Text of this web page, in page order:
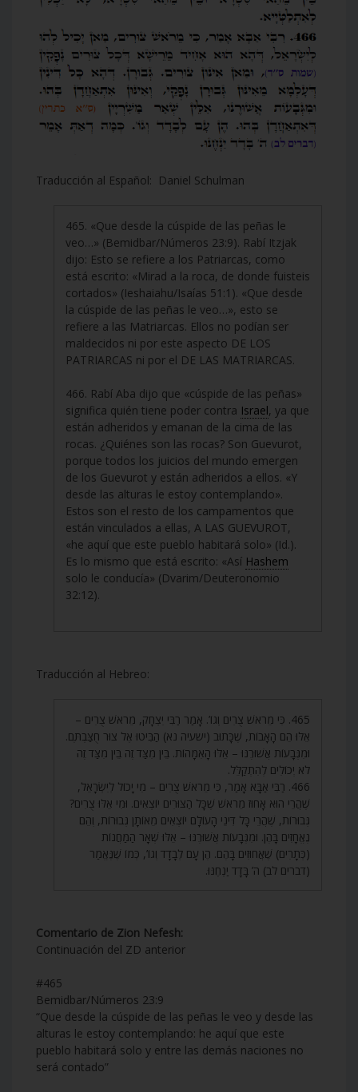
Traducción al Español: Daniel Schulman
465. «Que desde la cúspide de las peñas le
veo…» (Bemidbar/Números 23:9). Rabí Itzjak
dijo: Esto se refiere a los Patriarcas, como
está escrito: «Mirad a la roca, de donde fuisteis
cortados» (Ieshaiahu/Isaías 51:1). «Que desde
la cúspide de las peñas le veo…», esto se
refiere a las Matriarcas. Ellos no podían ser
maldecidos ni por este aspecto DE LOS
PATRIARCAS ni por el DE LAS MATRIARCAS.
466. Rabí Aba dijo que «cúspide de las peñas»
significa quién tiene poder contra Israel, ya que
están adheridos y emanan de la cima de las
rocas. ¿Quiénes son las rocas? Son Guevurot,
porque todos los juicios del mundo emergen
de los Guevurot y están adheridos a ellos. «Y
desde las alturas le estoy contemplando».
Estos son el resto de los campamentos que
están vinculados a ellas, A LAS GUEVUROT,
«he aquí que este pueblo habitará solo» (Id.).
Es lo mismo que está escrito: «Así Hashem
solo le conducía» (Dvarim/Deuteronomio
32:12).
Traducción al Hebreo:
465. כִּי מֵרֹאשׁ צֻרִים וְגוֹ’. אָמַר רַבִּי יִצְחָק, מֵרֹאשׁ צֻרִים –
אֵלּוּ הֵם הָאָבוֹת, שֶׁכָּתוּב (ישעיה נא) הַבִּיטוּ אֶל צוּר חֻצַּבְתֶּם.
וּמִגְּבָעוֹת אֲשׁוּרֶנּוּ – אֵלּוּ הָאִמָּהוֹת. בֵּין מִצַּד זֶה בֵּין מִצַּד זֶה
לֹא יְכוֹלִים לְהִתְקַלֵּל.
466. רַבִּי אַבָּא אָמַר, כִּי מֵרֹאשׁ צֻרִים – מִי יָכוֹל לְיִשְׂרָאֵל,
שֶׁהֲרֵי הוּא אָחוּז מֵרֹאשׁ שֶׁכָּל הַצּוּרִים יוֹצְאִים. וּמִי אֵלּוּ צֻרִים?
גְּבוּרוֹת, שֶׁהֲרֵי כָּל דִּינֵי הָעוֹלָם יוֹצְאִים מֵאוֹתָן גְּבוּרוֹת, וְהֵם
נֶאֱחָזִים בָּהֶן. וּמִגְּבָעוֹת אֲשׁוּרֶנּוּ – אֵלּוּ שְׁאָר הַמַּחֲנוֹת
(כְּתָרִים) שֶׁאֲחוּזִים בָּהֶם. הֶן עָם לְבָדָד וְגוֹ’, כְּמוֹ שֶׁנֶּאֱמַר
(דברים לב) ה’ בָּדָד יַנְחֶנּוּ.
Comentario de Zion Nefesh:
Continuación del ZD anterior
#465
Bemidbar/Números 23:9
“Que desde la cúspide de las peñas le veo y desde las
alturas le estoy contemplando: he aquí que este
pueblo habitará solo y entre las demás naciones no
será contado”